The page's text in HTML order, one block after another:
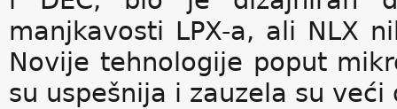
manjkavosti LPX-a, ali NLX
Novije tehnologije poput
su uspešnija i zauzela su veći